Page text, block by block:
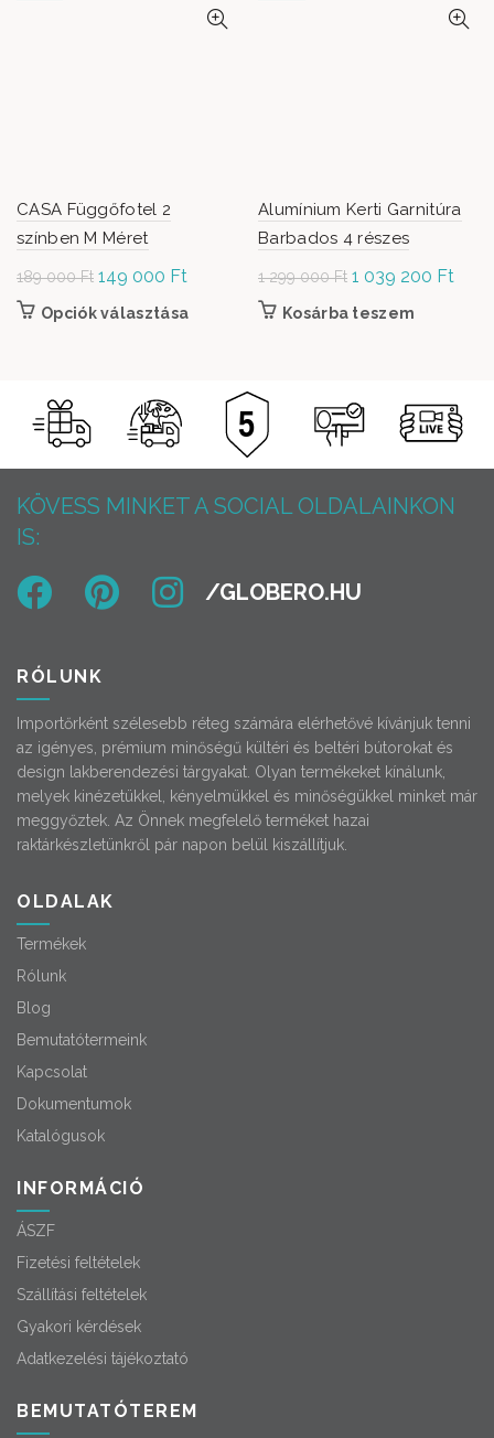
CASA Függőfotel 2
színben M Méret
189 000Ft Original
price was:
149 000 Ft
Opciók választása Ennek a terméknek több variációja van. A
Alumínium Kerti Garnitúra
Barbados 4 részes
1 299 000Ft Original
price was: 1
1 039 200 Ft
Kosárba teszem
KÖVESS MINKET A SOCIAL OLDALAINKON
IS:
RÓLUNK
Importőrként szélesebb réteg számára elérhetővé kívánjuk tenni
az igényes, prémium minőségű kültéri és beltéri bútorokat és
design lakberendezési tárgyakat. Olyan termékeket kínálunk,
melyek kinézetükkel, kényelmükkel és minőségükkel minket már
meggyőztek. Az Önnek megfelelő terméket hazai
raktárkészletünkről pár napon belül kiszállítjuk.
OLDALAK
Termékek
Rólunk
Blog
Bemutatótermeink
Kapcsolat
Dokumentumok
Katalógusok
INFORMÁCIÓ
ÁSZF
Fizetési feltételek
Szállítási feltételek
Gyakori kérdések
Adatkezelési tájékoztató
BEMUTATÓTEREM